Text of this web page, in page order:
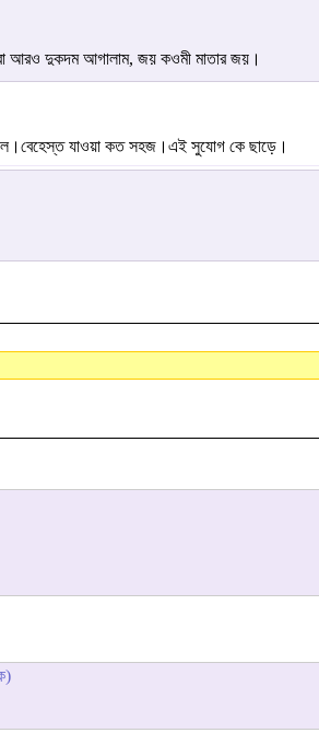
আরও দুকদম আগালাম, জয় কওমী মাতার জয়।
গেল।বেহেস্ত যাওয়া কত সহজ।এই সুযোগ কে ছাড়ে।